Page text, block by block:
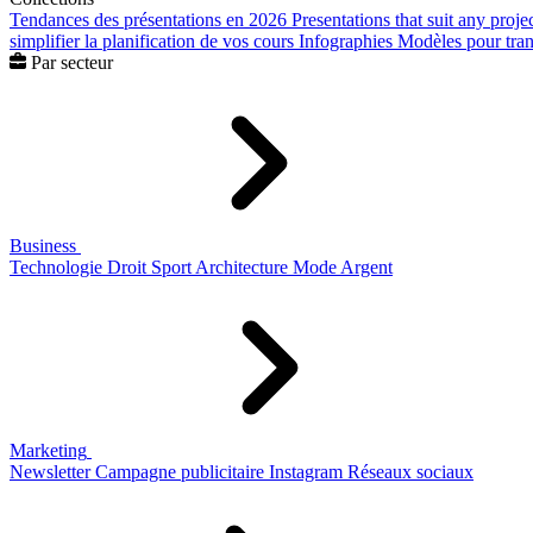
Tendances des présentations en 2026 Presentations that suit any
simplifier la planification de vos cours Infographies Modèles pour
Par secteur
Business
Technologie Droit Sport Architecture Mode Argent
Marketing
Newsletter Campagne publicitaire Instagram Réseaux sociaux